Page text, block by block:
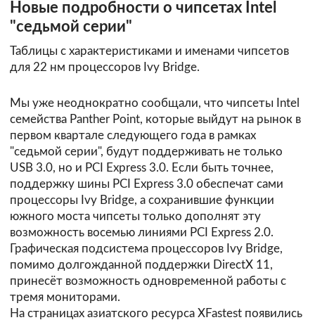
Новые подробности о чипсетах Intel
"седьмой серии"
Таблицы с характеристиками и именами чипсетов
для 22 нм процессоров Ivy Bridge.
Мы уже неоднократно сообщали, что чипсеты Intel
семейства Panther Point, которые выйдут на рынок в
первом квартале следующего года в рамках
"седьмой серии", будут поддерживать не только
USB 3.0, но и PCI Express 3.0. Если быть точнее,
поддержку шины PCI Express 3.0 обеспечат сами
процессоры Ivy Bridge, а сохранившие функции
южного моста чипсеты только дополнят эту
возможность восемью линиями PCI Express 2.0.
Графическая подсистема процессоров Ivy Bridge,
помимо долгожданной поддержки DirectX 11,
принесёт возможность одновременной работы с
тремя мониторами.
На страницах азиатского ресурса XFastest появились